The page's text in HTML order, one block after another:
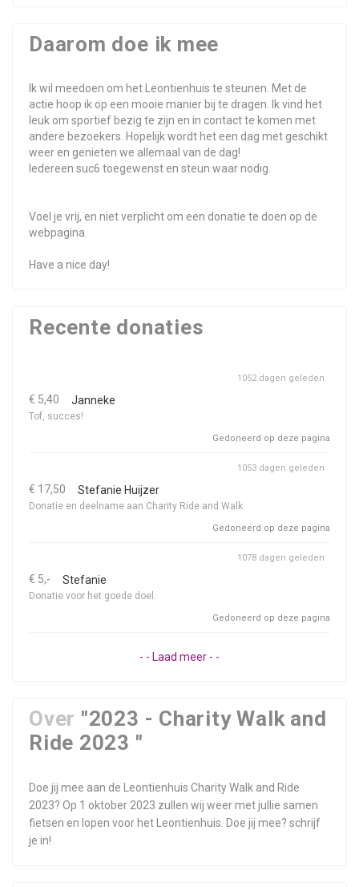
Daarom doe ik mee
Ik wil meedoen om het Leontienhuis te steunen. Met de
actie hoop ik op een mooie manier bij te dragen. Ik vind het
leuk om sportief bezig te zijn en in contact te komen met
andere bezoekers. Hopelijk wordt het een dag met geschikt
weer en genieten we allemaal van de dag!
Iedereen suc6 toegewenst en steun waar nodig.
Voel je vrij, en niet verplicht om een donatie te doen op de
webpagina.
Have a nice day!
Recente donaties
€ 5,40 Janneke
Tof, succes!
1052 dagen geleden
Gedoneerd op deze pagina
€ 17,50 Stefanie Huijzer
Donatie en deelname aan Charity Ride and Walk.
1053 dagen geleden
Gedoneerd op deze pagina
€ 5,- Stefanie
Donatie voor het goede doel.
1078 dagen geleden
Gedoneerd op deze pagina
- - Laad meer - -
Over "2023 - Charity Walk and
Ride 2023 "
Doe jij mee aan de Leontienhuis Charity Walk and Ride
2023? Op 1 oktober 2023 zullen wij weer met jullie samen
fietsen en lopen voor het Leontienhuis. Doe jij mee? schrijf
je in!